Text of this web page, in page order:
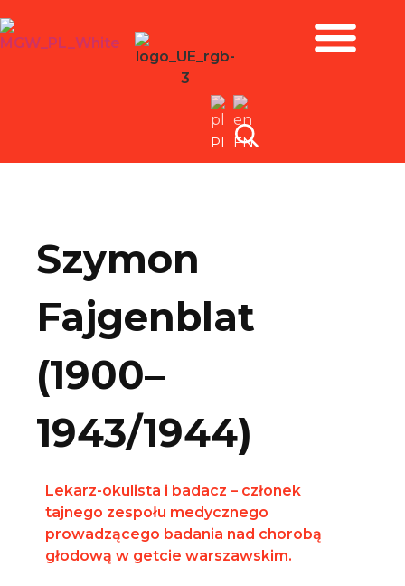
PL EN
Szymon
Fajgenblat
(1900–
1943/1944)
Lekarz-okulista i badacz – członek
tajnego zespołu medycznego
prowadzącego badania nad chorobą
głodową w getcie warszawskim.